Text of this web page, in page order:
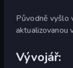
Původně vyšlo
aktualizovanou
Vývojář: